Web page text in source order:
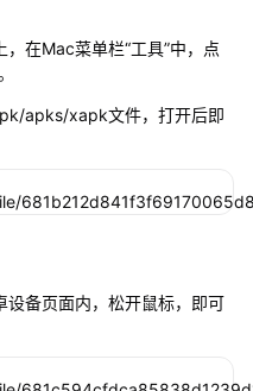
在Mac菜单栏“工具”中，点
apks/xapk文件，打开后即
备页面内，松开鼠标，即可